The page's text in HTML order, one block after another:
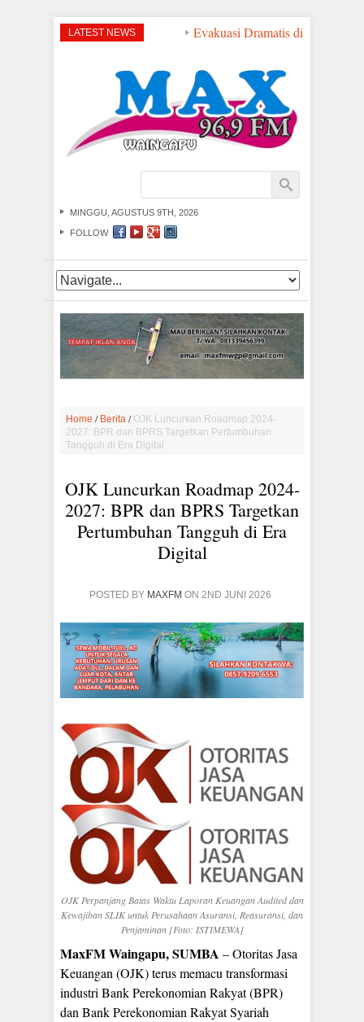
LATEST NEWS Evakuasi Dramatis di Perairan
MINGGU, AGUSTUS 9TH, 2026
FOLLOW
Home / Berita / OJK Luncurkan Roadmap 2024-
2027: BPR dan BPRS Targetkan Pertumbuhan
Tangguh di Era Digital
OJK Luncurkan Roadmap 2024-
2027: BPR dan BPRS Targetkan
Pertumbuhan Tangguh di Era
Digital
POSTED BY MAXFM ON 2ND JUNI 2026
OJK Perpanjang Batas Waktu Laporan Keuangan Audited dan
Kewajiban SLIK untuk Perusahaan Asuransi, Reasuransi, dan
Penjaminan [Foto: ISTIMEWA]
MaxFM Waingapu, SUMBA – Otoritas Jasa
Keuangan (OJK) terus memacu transformasi
industri Bank Perekonomian Rakyat (BPR)
dan Bank Perekonomian Rakyat Syariah